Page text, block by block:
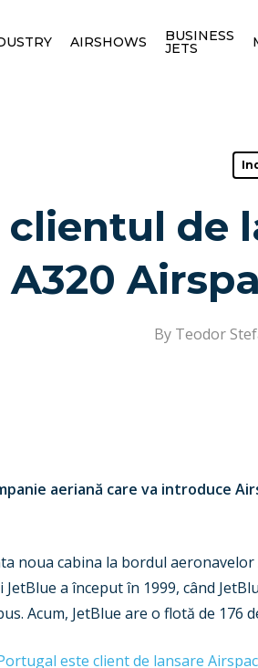
AIRSHOWS BUSINESS
JETS
clientul de
A320
By Teodor
aeriană care va introduce
noua cabina la bordul
a început în 1999, când
Acum, JetBlue are o flotă de 176
este client de lansare